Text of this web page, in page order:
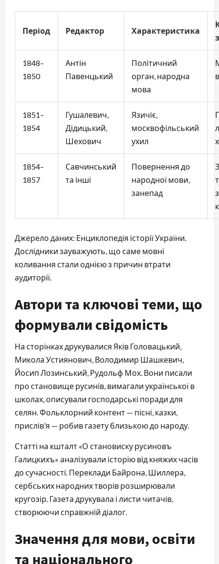
Період Редактор Характеристика
1848–
1850
Антін
Павенцький
Політичний
орган, народна
мова
1851–
1854
Гушалевич,
Дідицький,
Шехович
Язичіє,
москвофільський
ухил
1854–
1857
Савчинський
та інші
Повернення до
народної мови,
занепад
Джерело даних: Енциклопедія історії України.
Дослідники зауважують, що саме мовні
коливання стали однією з причин втрати
аудиторії.
Автори та ключові теми, що
формували свідомість
На сторінках друкувалися Яків Головацький,
Микола Устиянович, Володимир Шашкевич,
Йосип Лозинський, Рудольф Мох. Вони писали
про становище русинів, вимагали української в
школах, описували господарські поради для
селян. Фольклорний контент — пісні, казки,
прислів’я — робив газету близькою до народу.
Статті на кшталт «О становиску русиновъ
Галицкихъ» аналізували історію від княжих часів
до сучасності. Переклади Байрона, Шиллера,
сербських народних творів розширювали
кругозір. Газета друкувала і листи читачів,
створюючи справжній діалог.
Значення для мови, освіти
та національного